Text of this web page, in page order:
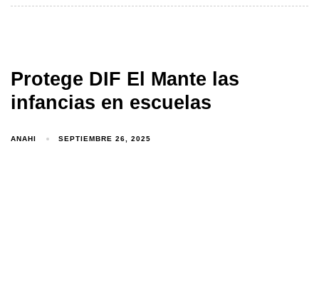
Protege DIF El Mante las
infancias en escuelas
ANAHI SEPTIEMBRE 26, 2025